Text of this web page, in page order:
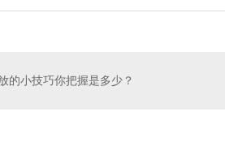
的小技巧你把握是多少？